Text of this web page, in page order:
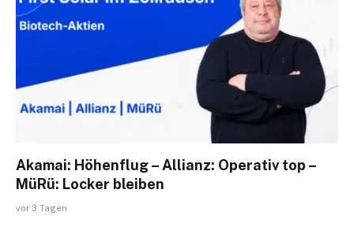
Akamai: Höhenflug – Allianz: Operativ top –
MüRü: Locker bleiben
vor 3 Tagen